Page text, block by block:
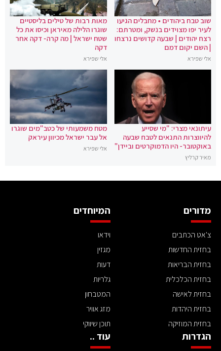
שוב טבח ביהודים • מחבלים הגיעו
לעיר יפו מצוידים בנשק, ומטרתם:
רצח יהודים | שבעה קדושים נרצחו
| השם יקום דמם
אלי שפירא
מאות רבות של טילים בליסטיים
שוגרו הלילה מאיראן וכיסו את כל
שטח ישראל | מה קרה- דקה אחר
דקה
אלי שפירא
עיתונאי מצרי: "מי שסייע
להיווצרות התנאים לטבח שבעה
באוקטובר- היו הדמוקרטים וביידן"
מאיר קרליץ
מטח משמעותי של כטב"מים שוגרו
אל עבר ישראל מכיוון עיראק
אלי שפירא
מדורים
צ'אט הכתבים
בחזית החדשות
בחזית הבריאות
בחזית הכלכלית
בחזית לאישה
בחזית היהדות
בחזית המוזיקה
המיוחדים
וידאו
מגזין
דעות
גלריות
המטבחון
מזג אוויר
תוכן שיווקי
הגדרות עוד ..